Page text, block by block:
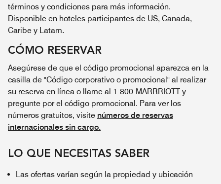
términos y condiciones para más información.
Disponible en hoteles participantes de US, Canada,
Caribe y Latam.
CÓMO RESERVAR
Asegúrese de que el código promocional aparezca en la
casilla de "Código corporativo o promocional" al realizar
su reserva en línea o llame al 1-800-MARRRIOTT y
pregunte por el código promocional. Para ver los
números gratuitos, visite números de reservas
internacionales sin cargo.
LO QUE NECESITAS SABER
Las ofertas varían según la propiedad y ubicación